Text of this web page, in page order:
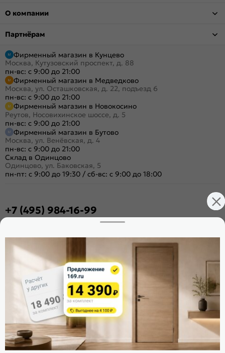
О компании
Партнёрам
Фирменный магазин в Кунцево
Москва, Кутузовский проспект, д. 88
пн-вс: с 9:00 до 21:00
Фирменный магазин в Медведково
Москва, ул. Осташковская, д. 22, подъезд 6
пн-вс: с 9:00 до 21:00
Фирменный магазин в Новокосино
Реутов, Носовихинское шоссе, д. 5
пн-вс: с 9:00 до 21:00
Фирменный магазин в Бутово
Москва, ул. Венёвская, д. 4
пн-вс: с 9:00 до 21:00
Склад в Одинцово
Одинцово, ул. Баковская, 5
пн-пт: с 9:00 до 19:30 / сб-вс: с 9:00 до 18:00
+7 (495) 984-16-99
Поделиться
Оцените магазин
ИКС 1340
© 2010—2026 Склад Дверей 169.RU